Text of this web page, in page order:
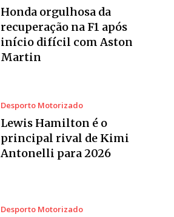
Honda orgulhosa da
recuperação na F1 após
início difícil com Aston
Martin
Desporto Motorizado
Lewis Hamilton é o
principal rival de Kimi
Antonelli para 2026
Desporto Motorizado